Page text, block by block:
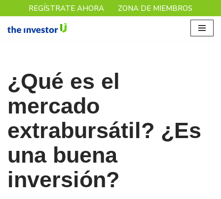
Saltar
REGÍSTRATE AHORA ZONA DE MIEMBROS
¿Qué es el
mercado
extrabursátil? ¿Es
una buena
inversión?